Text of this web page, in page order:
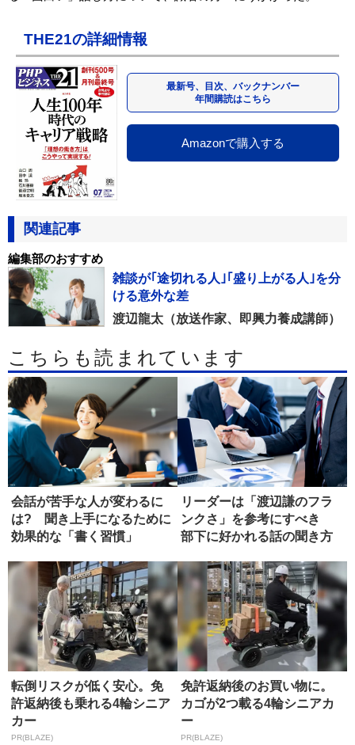
THE21の詳細情報
最新号、目次、バックナンバー
年間購読はこちら
Amazonで購入する
関連記事
編集部のおすすめ
雑談が｢途切れる人｣｢盛り上がる人｣を分
ける意外な差
渡辺龍太（放送作家、即興力養成講師）
こちらも読まれています
会話が苦手な人が変わるに
は? 聞き上手になるために
効果的な「書く習慣」
リーダーは「渡辺謙のフラ
ンクさ」を参考にすべき
部下に好かれる話の聞き方
転倒リスクが低く安心。免
許返納後も乗れる4輪シニア
カー
PR(BLAZE)
免許返納後のお買い物に。
カゴが2つ載る4輪シニアカ
ー
PR(BLAZE)